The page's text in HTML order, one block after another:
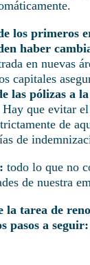
los primeros
haber
en nuevas
capitales
las pólizas a
Hay que evitar
de
de
todo lo que no
de nuestra
la tarea de
pasos a seguir: